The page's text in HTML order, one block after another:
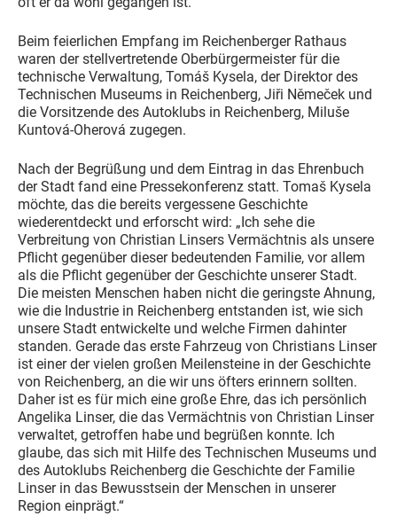
Beim feierlichen Empfang im Reichenberger Rathaus
waren der stellvertretende Oberbürgermeister für die
technische Verwaltung, Tomáš Kysela, der Direktor des
Technischen Museums in Reichenberg, Jiři Němeček und
die Vorsitzende des Autoklubs in Reichenberg, Miluše
Kuntová-Oherová zugegen.
Nach der Begrüßung und dem Eintrag in das Ehrenbuch
der Stadt fand eine Pressekonferenz statt. Tomaš Kysela
möchte, das die bereits vergessene Geschichte
wiederentdeckt und erforscht wird: „Ich sehe die
Verbreitung von Christian Linsers Vermächtnis als unsere
Pflicht gegenüber dieser bedeutenden Familie, vor allem
als die Pflicht gegenüber der Geschichte unserer Stadt.
Die meisten Menschen haben nicht die geringste Ahnung,
wie die Industrie in Reichenberg entstanden ist, wie sich
unsere Stadt entwickelte und welche Firmen dahinter
standen. Gerade das erste Fahrzeug von Christians Linser
ist einer der vielen großen Meilensteine in der Geschichte
von Reichenberg, an die wir uns öfters erinnern sollten.
Daher ist es für mich eine große Ehre, das ich persönlich
Angelika Linser, die das Vermächtnis von Christian Linser
verwaltet, getroffen habe und begrüßen konnte. Ich
glaube, das sich mit Hilfe des Technischen Museums und
des Autoklubs Reichenberg die Geschichte der Familie
Linser in das Bewusstsein der Menschen in unserer
Region einprägt.“